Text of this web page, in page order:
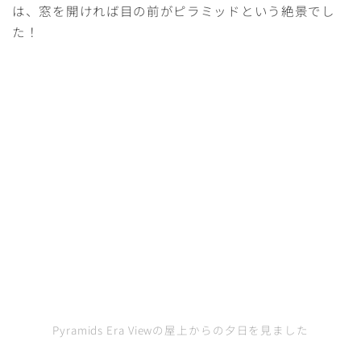
は、窓を開ければ目の前がピラミッドという絶景でし
た！
Pyramids Era Viewの屋上からの夕日を見ました